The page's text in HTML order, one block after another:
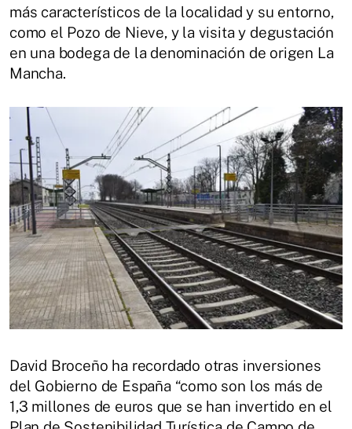
más característicos de la localidad y su entorno,
como el Pozo de Nieve, y la visita y degustación
en una bodega de la denominación de origen La
Mancha.
David Broceño ha recordado otras inversiones
del Gobierno de España “como son los más de
1,3 millones de euros que se han invertido en el